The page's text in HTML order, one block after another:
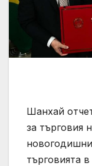
Шанхай
за търговия
търговията